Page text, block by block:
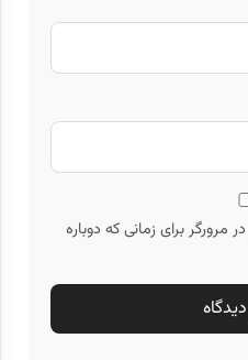
برای زمانی که دوباره